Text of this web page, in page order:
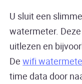
U sluit een
watermeter.
uitlezen en
Dewifi
time data door